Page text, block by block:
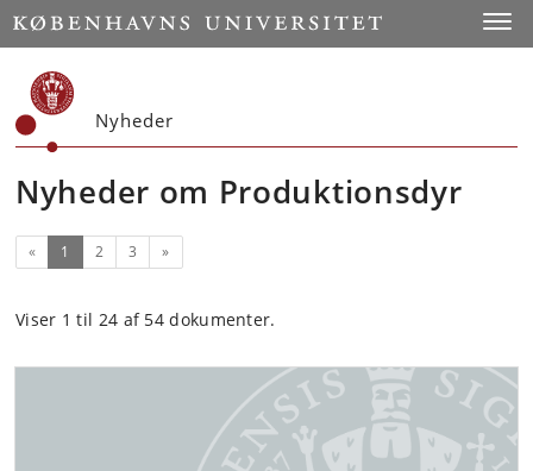
Start
Nyheder
Nyheder om Produktionsdyr
« 1 (nuværende)
2 3 Næste
»
Viser 1 til 24 af 54 dokumenter.